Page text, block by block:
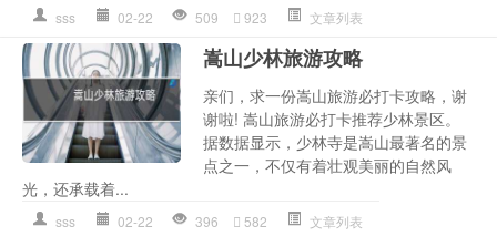
sss 02-22 509 923 文章列表
嵩山少林旅游攻略
亲们，求一份嵩山旅游必打卡攻略，谢
谢啦! 嵩山旅游必打卡推荐少林景区。
据数据显示，少林寺是嵩山最著名的景
点之一，不仅有着壮观美丽的自然风
光，还承载着...
sss 02-22 396 582 文章列表